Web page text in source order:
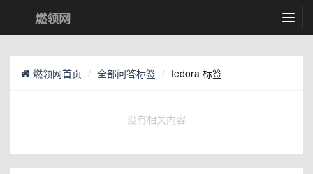
燃领网
燃领网首页 全部问答标签 fedora 标签
没有相关内容